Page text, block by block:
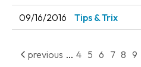
09/16/2016 Tips & Trix
previous ... 4 5 6 7 8 9